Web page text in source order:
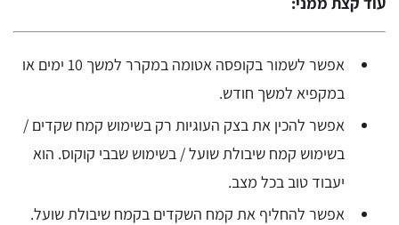
אפשר לשמור בקופסה אטומה במקרר למשך 10 ימים או
במקפיא למשך חודש.
אפשר להכין את בצק העוגיות רק בשימוש קמח שקדים /
בשימוש קמח שיבולת שועל / בשימוש שבבי קוקוס. הוא
יעבוד טוב בכל מצב.
אפשר להחליף את קמח השקדים בקמח שיבולת שועל.